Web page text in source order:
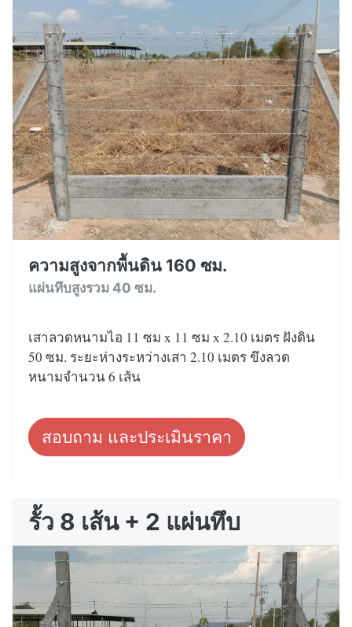
ความสูงจากพื้นดิน 160 ซม.
แผ่นทึบสูงรวม 40 ซม.
เสาลวดหนามไอ 11 ซม x 11 ซม x 2.10 เมตร ฝังดิน
50 ซม. ระยะห่างระหว่างเสา 2.10 เมตร ขึงลวด
หนามจำนวน 6 เส้น
สอบถาม และประเมินราคา
รั้ว 8 เส้น + 2 แผ่นทึบ